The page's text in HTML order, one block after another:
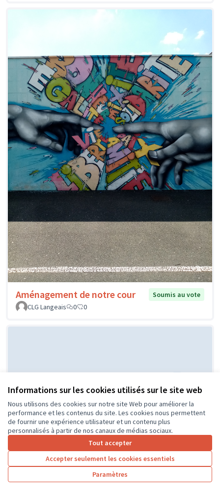
Informations sur les cookies utilisés sur le site web
Nous utilisons des cookies sur notre site Web pour améliorer la
performance et les contenus du site. Les cookies nous permettent
de fournir une expérience utilisateur et un contenu plus
personnalisés à partir de nos canaux de médias sociaux.
Tout accepter
Accepter seulement les cookies essentiels
Paramètres
Aménagement de notre cour
Soumis au vote
CLG Langeais
0 0
La cour de mon collège...un
espace de jeux
Soumis au
vote